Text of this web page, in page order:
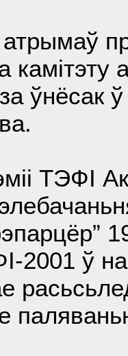
камітэту
ўнёсак
ТЭФІ
2001 ў